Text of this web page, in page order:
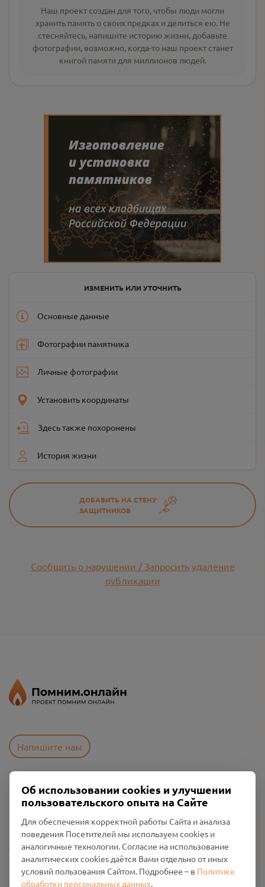
Наш проект создан для того, чтобы люди могли
хранить память о своих предках и делиться ею. Не
стесняйтесь, напишите историю жизни, добавьте
фотографии, возможно, когда-то наш проект станет
книгой памяти для миллионов людей.
ИЗМЕНИТЬ ИЛИ УТОЧНИТЬ
Основные данные
Фотографии памятника
Личные фотографии
Установить координаты
Здесь также похоронены
История жизни
ДОБАВИТЬ НА СТЕНУ
ЗАЩИТНИКОВ
Сообщить о нарушении / Запросить удаление
публикации
Напишите нам
Пользовательское соглашение
Политика конфиденциальности
Промо-материалы
Настройки cookies
Общество с ограниченной ответственностью «Смоленский
Проект Помним»
Об использовании cookies и улучшении
пользовательского опыта на Сайте
Для обеспечения корректной работы Сайта и анализа
поведения Посетителей мы используем cookies и
аналогичные технологии. Согласие на использование
аналитических cookies даётся Вами отдельно от иных
условий пользования Сайтом. Подробнее – в Политике
обработки персональных данных.